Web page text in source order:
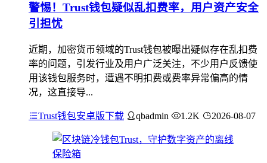
警惕！Trust钱包疑似乱扣费率，用户资产安全
引担忧
近期，加密货币领域的Trust钱包被曝出疑似存在乱扣费
率的问题，引发行业及用户广泛关注，不少用户反馈使
用该钱包服务时，遭遇不明扣费或费率异常偏高的情
况，这直接导...
Trust钱包安卓版下载 qbadmin 1.2K 2026-08-07